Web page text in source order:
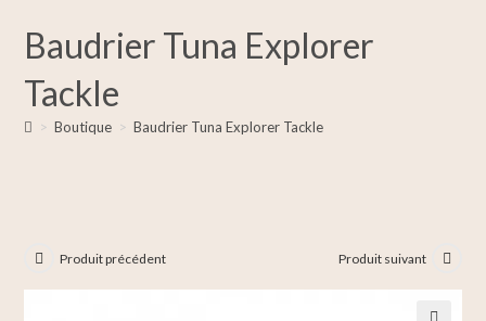
Baudrier Tuna Explorer
Tackle
> Boutique > Baudrier Tuna Explorer Tackle
Produit précédent Produit suivant